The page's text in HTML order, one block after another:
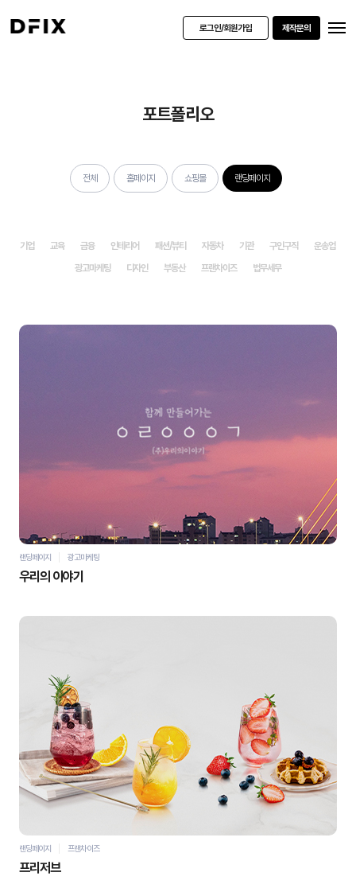
로그인/회원가입 제작문의
포트폴리오
전체 홈페이지 쇼핑몰 랜딩페이지
기업 교육 금융 인테리어 패션/뷰티 자동차 기관 구인구직
운송업
광고마케팅
디자인 부동산 프랜차이즈 법무세무
자세히 보기 바로가기
랜딩페이지 광고마케팅
우리의 이야기
자세히 보기
랜딩페이지 프랜차이즈
프리저브